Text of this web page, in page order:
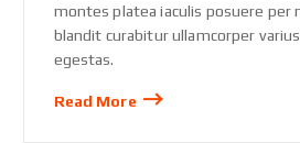
montes platea iaculis posuere per
blandit curabitur ullamcorper
egestas.
Read More